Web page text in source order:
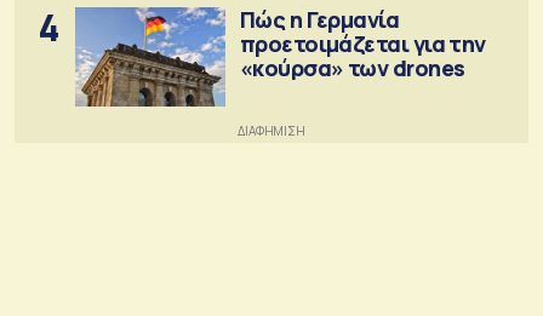
4
Πώς η Γερμανία
προετοιμάζεται για την
«κούρσα» των drones